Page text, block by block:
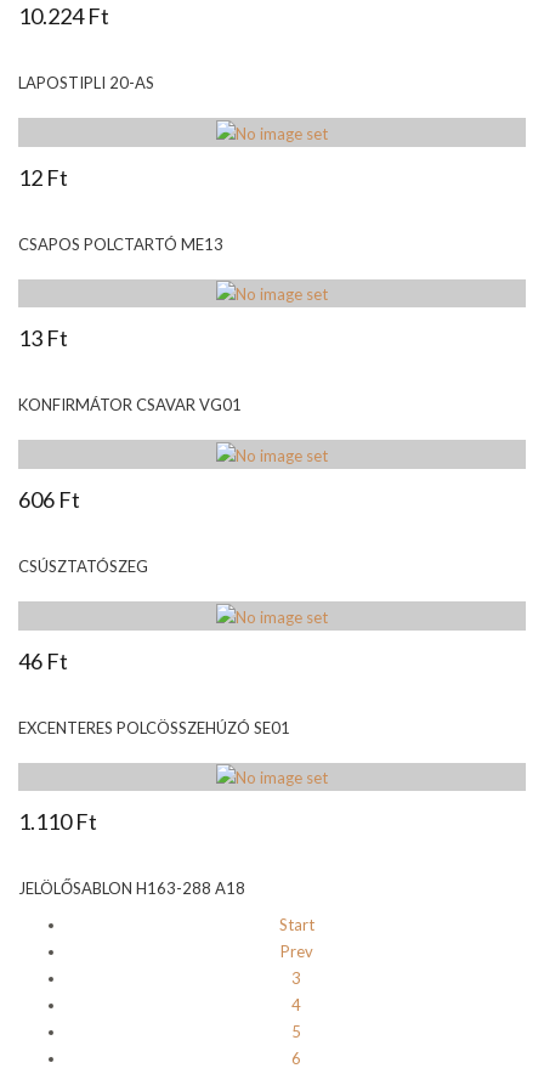
10.224 Ft
LAPOSTIPLI 20-AS
12 Ft
CSAPOS POLCTARTÓ ME13
13 Ft
KONFIRMÁTOR CSAVAR VG01
606 Ft
CSÚSZTATÓSZEG
46 Ft
EXCENTERES POLCÖSSZEHÚZÓ SE01
1.110 Ft
JELÖLŐSABLON H163-288 A18
Start
Prev
3
4
5
6